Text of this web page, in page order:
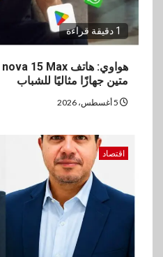
1 دقيقة قراءة
متين جهازًا مثاليًا للشباب
اقتصاد